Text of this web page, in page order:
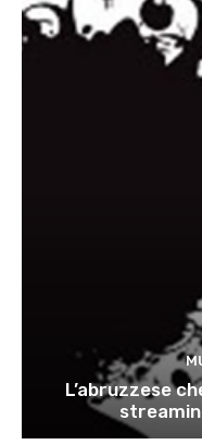
L’abruzzese